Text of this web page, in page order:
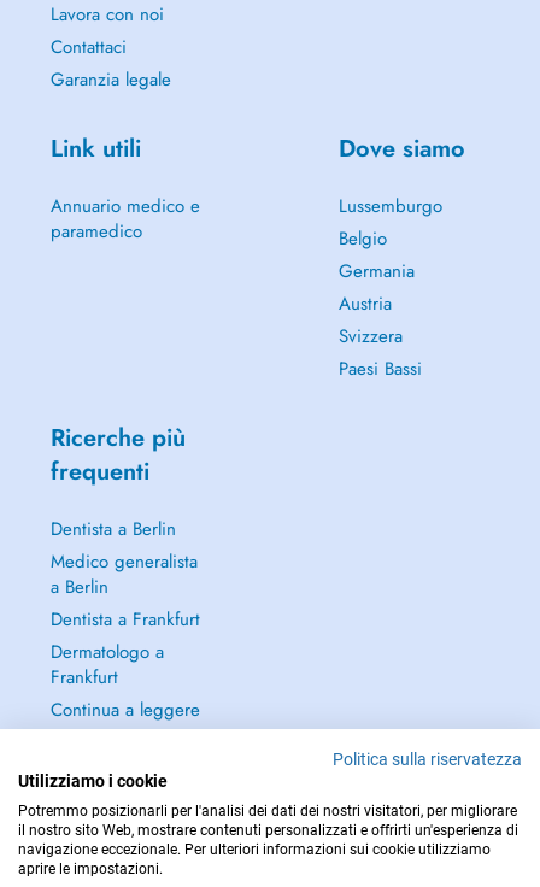
Lavora con noi
Contattaci
Garanzia legale
Link utili
Annuario medico e
paramedico
Dove siamo
Lussemburgo
Belgio
Germania
Austria
Svizzera
Paesi Bassi
Ricerche più
frequenti
Dentista a Berlin
Medico generalista
a Berlin
Dentista a Frankfurt
Dermatologo a
Frankfurt
Continua a leggere
→
PER LE URGENZE, CONSULTARE : 112
Politica sulla riservatezza
Utilizziamo i cookie
Potremmo posizionarli per l'analisi dei dati dei nostri visitatori, per migliorare
il nostro sito Web, mostrare contenuti personalizzati e offrirti un'esperienza di
navigazione eccezionale. Per ulteriori informazioni sui cookie utilizziamo
aprire le impostazioni.